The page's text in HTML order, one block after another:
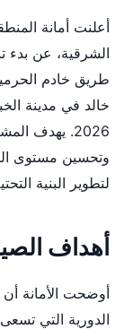
أعلنت أمانة
الشرقية، عن بدء
طريق خادم
2026. يهدف
وتحسين مستوى
لتطوير البنية
أهداف
أوضحت الأمانة
الدورية التي